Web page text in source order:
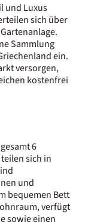
und Luxus
sich über
Sammlung
ein.
versorgen,
kostenfrei
6
sich in
und
bequemen Bett
verfügt
sowie einen